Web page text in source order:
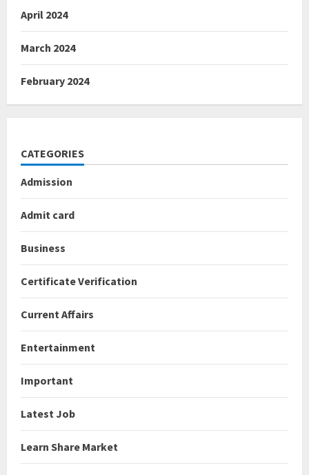
April 2024
March 2024
February 2024
CATEGORIES
Admission
Admit card
Business
Certificate Verification
Current Affairs
Entertainment
Important
Latest Job
Learn Share Market